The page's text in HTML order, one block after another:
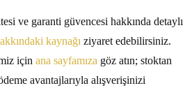
ve garanti güvencesi hakkında detaylı
kaynağı ziyaret edebilirsiniz.
için ana sayfamıza göz atın; stoktan
avantajlarıyla alışverişinizi